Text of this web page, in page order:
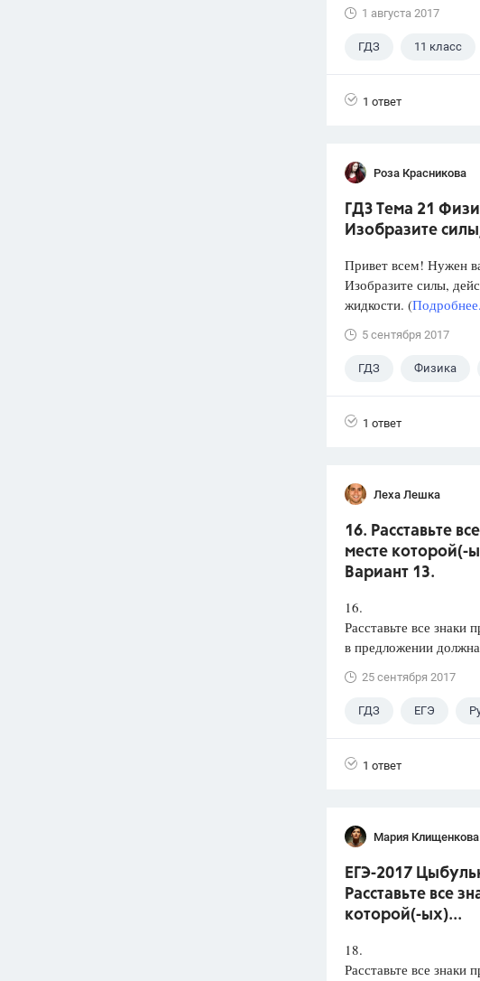
1 августа 2017
ГДЗ 11 класс
1 ответ
Роза Красникова
ГДЗ Тема 21
Изобразите
Привет всем! Нужен
Изобразите силы,
жидкости. (
5 сентября 2017
ГДЗ Физика
1 ответ
Леха Лешка
16. Расставьте
месте которой(-
Вариант 13.
16.
Расставьте все
в предложении
25 сентября 2017
ГДЗ ЕГЭ
1 ответ
Мария Клищенкова
ЕГЭ-2017
Расставьте все
которой(-ых)...
18.
Расставьте все